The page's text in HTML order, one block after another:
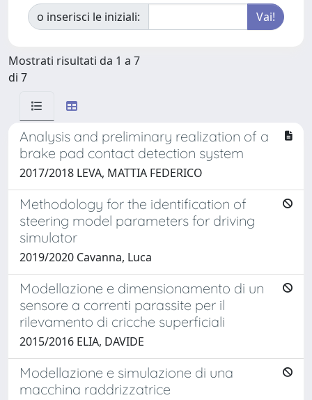
o inserisci le iniziali:
Mostrati risultati da 1 a 7
di 7
Analysis and preliminary realization of a
brake pad contact detection system
2017/2018 LEVA, MATTIA FEDERICO
Methodology for the identification of
steering model parameters for driving
simulator
2019/2020 Cavanna, Luca
Modellazione e dimensionamento di un
sensore a correnti parassite per il
rilevamento di cricche superficiali
2015/2016 ELIA, DAVIDE
Modellazione e simulazione di una
macchina raddrizzatrice